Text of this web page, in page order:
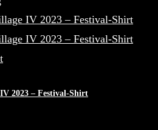
2023 – Festival-Shirt